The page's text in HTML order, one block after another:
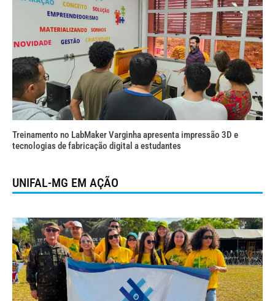
Treinamento no LabMaker Varginha apresenta impressão 3D e
tecnologias de fabricação digital a estudantes
UNIFAL-MG EM AÇÃO